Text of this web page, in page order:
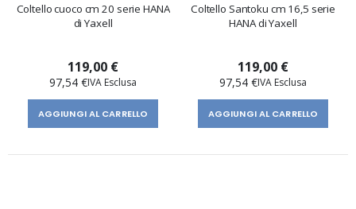
Coltello cuoco cm 20 serie HANA
di Yaxell
119,00 €
97,54 €
AGGIUNGI AL CARRELLO
Coltello Santoku cm 16,5 serie
HANA di Yaxell
119,00 €
97,54 €
AGGIUNGI AL CARRELLO